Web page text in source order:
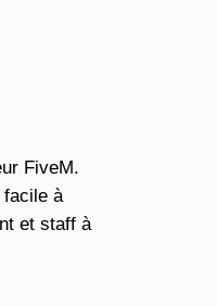
FiveM.
facile à
et staff à